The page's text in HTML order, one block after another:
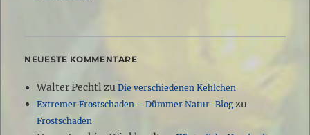
NEUESTE KOMMENTARE
Walter Pechtlzu Die verschiedenen Kehlchen
Extremer Frostschaden – Dümmer Natur-Blogzu
Frostschaden